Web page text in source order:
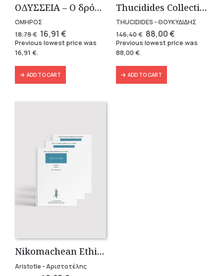
OΔΥΣΣΕΙΑ – Ο δρόμος της επιστροφής
ΟΜΗΡΟΣ
18,79€ Original
price
was:
16,91 €Current
price
is:
Previous lowest price was
16,91 €.
ADD TO CART
Thucidides Collection – Hardbound Edition (4 volumes)
THUCIDIDES - ΘΟΥΚΥΔΙΔΗΣ
146,40€ Original
price
was:
88,00€Current
price
is:
Previous lowest price was
88,00€.
ADD TO CART
Nikomachean Ethics (3 volumes)
Aristotle - Αριστοτέλης